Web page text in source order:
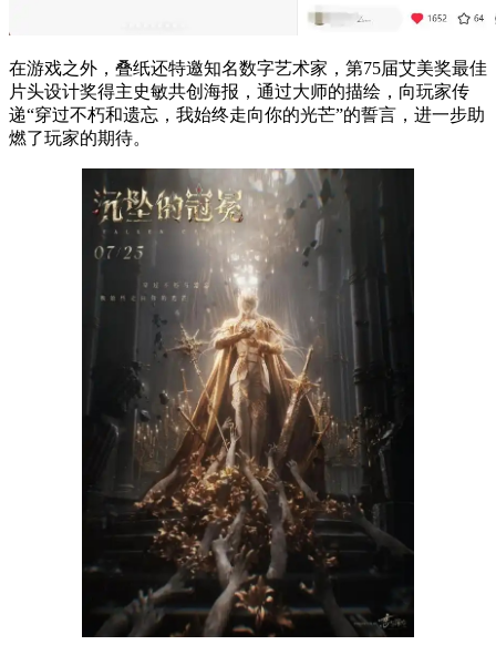
在游戏之外，叠纸还特邀知名数字艺术家，第75届艾美奖最佳
片头设计奖得主史敏共创海报，通过大师的描绘，向玩家传
递“穿过不朽和遗忘，我始终走向你的光芒”的誓言，进一步助
燃了玩家的期待。